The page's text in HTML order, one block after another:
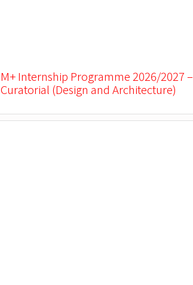
M+ Internship Programme 2026/2027 –
Curatorial (Design and Architecture)